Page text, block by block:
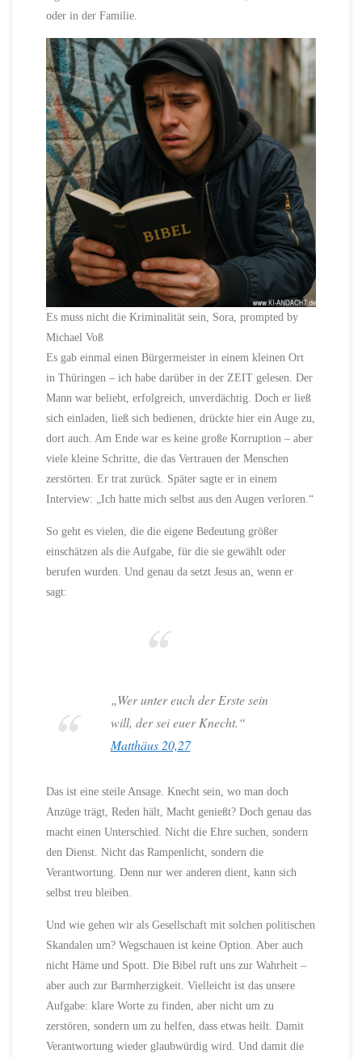
oder in der Familie.
Es muss nicht die Kriminalität sein, Sora, prompted by
Michael Voß
Es gab einmal einen Bürgermeister in einem kleinen Ort
in Thüringen – ich habe darüber in der ZEIT gelesen. Der
Mann war beliebt, erfolgreich, unverdächtig. Doch er ließ
sich einladen, ließ sich bedienen, drückte hier ein Auge zu,
dort auch. Am Ende war es keine große Korruption – aber
viele kleine Schritte, die das Vertrauen der Menschen
zerstörten. Er trat zurück. Später sagte er in einem
Interview: „Ich hatte mich selbst aus den Augen verloren.“
So geht es vielen, die die eigene Bedeutung größer
einschätzen als die Aufgabe, für die sie gewählt oder
berufen wurden. Und genau da setzt Jesus an, wenn er
sagt:
„Wer unter euch der Erste sein
will, der sei euer Knecht.“
Matthäus 20,27
Das ist eine steile Ansage. Knecht sein, wo man doch
Anzüge trägt, Reden hält, Macht genießt? Doch genau das
macht einen Unterschied. Nicht die Ehre suchen, sondern
den Dienst. Nicht das Rampenlicht, sondern die
Verantwortung. Denn nur wer anderen dient, kann sich
selbst treu bleiben.
Und wie gehen wir als Gesellschaft mit solchen politischen
Skandalen um? Wegschauen ist keine Option. Aber auch
nicht Häme und Spott. Die Bibel ruft uns zur Wahrheit –
aber auch zur Barmherzigkeit. Vielleicht ist das unsere
Aufgabe: klare Worte zu finden, aber nicht um zu
zerstören, sondern um zu helfen, dass etwas heilt. Damit
Verantwortung wieder glaubwürdig wird. Und damit die